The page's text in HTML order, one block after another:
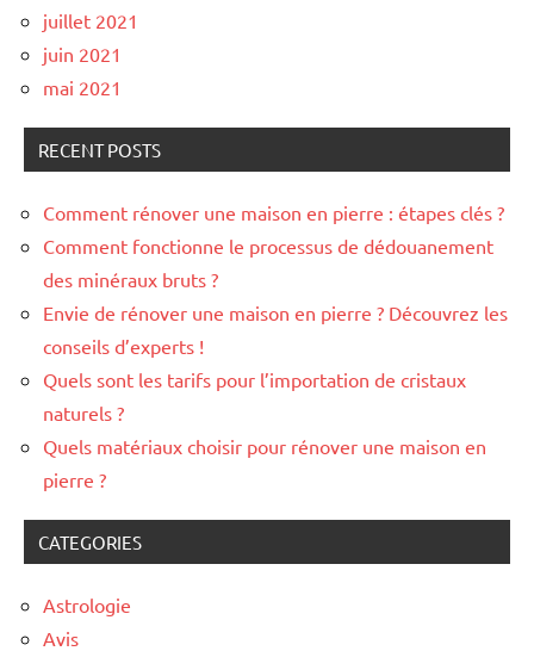
juillet 2021
juin 2021
mai 2021
RECENT POSTS
Comment rénover une maison en pierre : étapes clés ?
Comment fonctionne le processus de dédouanement
des minéraux bruts ?
Envie de rénover une maison en pierre ? Découvrez les
conseils d’experts !
Quels sont les tarifs pour l’importation de cristaux
naturels ?
Quels matériaux choisir pour rénover une maison en
pierre ?
CATEGORIES
Astrologie
Avis